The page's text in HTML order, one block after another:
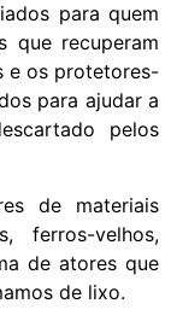
para quem
que recuperam
e os protetores-
para ajudar a
pelos
de materiais
ferros-velhos,
de atores que
de lixo.